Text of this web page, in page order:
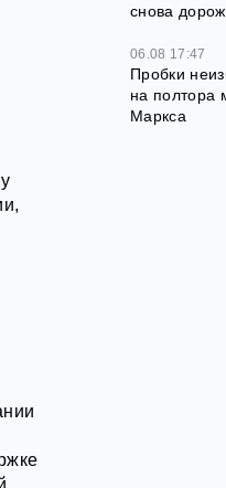
снова
06.08 17:47
Пробки
на полтора
Маркса